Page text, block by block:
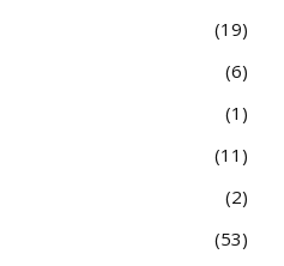
19
6
1
11
2
53